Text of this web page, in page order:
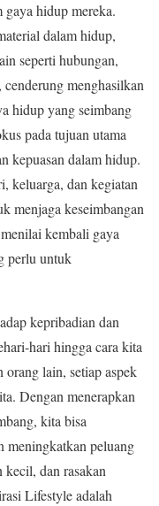
gaya hidup mereka.
dalam hidup,
seperti hubungan,
cenderung menghasilkan
hidup yang seimbang
pada tujuan utama
kepuasan dalam hidup.
keluarga, dan kegiatan
menjaga keseimbangan
kembali gaya
perlu untuk
kepribadian dan
hari hingga cara kita
lain, setiap aspek
Dengan menerapkan
kita bisa
meningkatkan peluang
kecil, dan rasakan
Lifestyle adalah